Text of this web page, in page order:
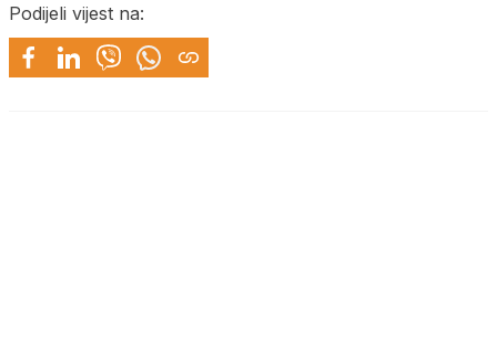
Podijeli vijest na: